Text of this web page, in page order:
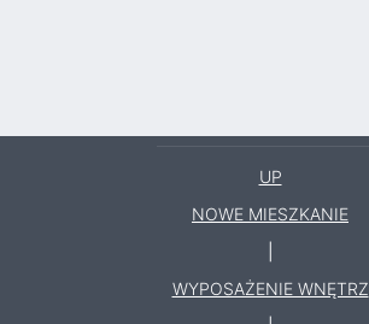
UP
NOWE MIESZKANIE
WYPOSAŻENIE WNĘTRZ